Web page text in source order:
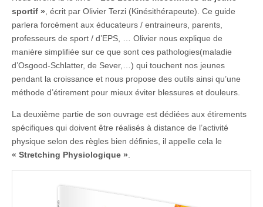
sportif » , écrit par Olivier Terzi (Kinésithérapeute). Ce guide
parlera forcément aux éducateurs / entraineurs, parents,
professeurs de sport / d’EPS, … Olivier nous explique de
manière simplifiée sur ce que sont ces pathologies(maladie
d’Osgood-Schlatter, de Sever,…) qui touchent nos jeunes
pendant la croissance et nous propose des outils ainsi qu’une
méthode d’étirement pour mieux éviter blessures et douleurs.
La deuxième partie de son ouvrage est dédiées aux étirements
spécifiques qui doivent être réalisés à distance de l’activité
physique selon des règles bien définies, il appelle cela le
« Stretching Physiologique »